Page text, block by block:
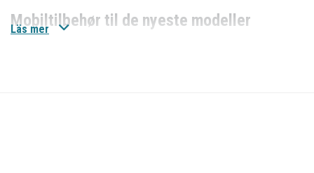
Mobiltilbehør til de nyeste modeller
Läs mer